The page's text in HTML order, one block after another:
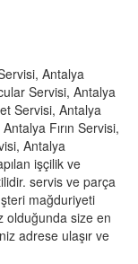
Antalya
Servisi, Antalya
Servisi, Antalya
Fırın Servisi,
Antalya
işçilik ve
servis ve parça
mağduriyeti
olduğunda size en
adrese ulaşır ve